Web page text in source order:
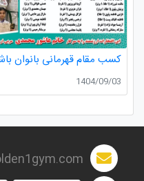
1404/09/03